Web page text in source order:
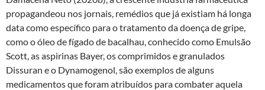
propagandeou nos jornais, remédios que já existiam há longa
data como específico para o tratamento da doença de gripe,
como o óleo de fígado de bacalhau, conhecido como Emulsão
Scott, as aspirinas Bayer, os comprimidos e granulados
Dissuran e o Dynamogenol, são exemplos de alguns
medicamentos que foram atribuídos para combater aquela